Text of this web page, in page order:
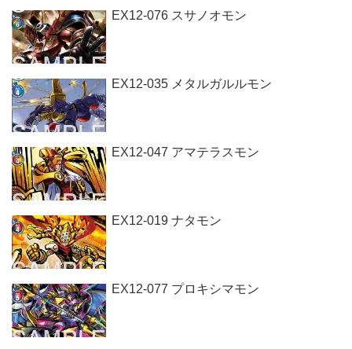
EX12-076 スサノオモン
EX12-035 メタルガルルモン
EX12-047 アマテラスモン
EX12-019 ナタモン
EX12-077 プロキシマモン